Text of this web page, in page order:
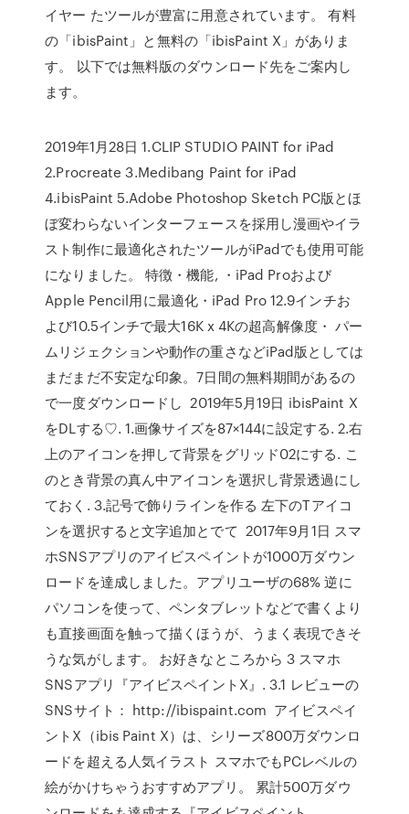
イヤー たツールが豊富に用意されています。 有料
の「ibisPaint」と無料の「ibisPaint X」がありま
す。 以下では無料版のダウンロード先をご案内し
ます。
2019年1月28日 1.CLIP STUDIO PAINT for iPad
2.Procreate 3.Medibang Paint for iPad
4.ibisPaint 5.Adobe Photoshop Sketch PC版とほ
ぼ変わらないインターフェースを採用し漫画やイラ
スト制作に最適化されたツールがiPadでも使用可能
になりました。 特徴・機能, ・iPad Proおよび
Apple Pencil用に最適化・iPad Pro 12.9インチお
よび10.5インチで最大16K x 4Kの超高解像度・ パー
ムリジェクションや動作の重さなどiPad版としては
まだまだ不安定な印象。7日間の無料期間があるの
で一度ダウンロードし 2019年5月19日 ibisPaint X
をDLする♡. 1.画像サイズを87×144に設定する. 2.右
上のアイコンを押して背景をグリッド02にする. こ
のとき背景の真ん中アイコンを選択し背景透過にし
ておく. 3.記号で飾りラインを作る 左下のTアイコ
ンを選択すると文字追加とでて 2017年9月1日 スマ
ホSNSアプリのアイビスペイントが1000万ダウン
ロードを達成しました。アプリユーザの68% 逆に
パソコンを使って、ペンタブレットなどで書くより
も直接画面を触って描くほうが、うまく表現できそ
うな気がします。 お好きなところから 3 スマホ
SNSアプリ『アイビスペイントX』. 3.1 レビューの
SNSサイト： http://ibispaint.com アイビスペイ
ントX（ibis Paint X）は、シリーズ800万ダウンロ
ードを超える人気イラスト スマホでもPCレベルの
絵がかけちゃうおすすめアプリ。 累計500万ダウ